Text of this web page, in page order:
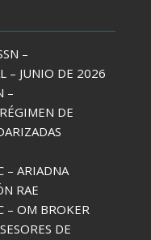
–
– JUNIO DE 2026
–
DE
– ARIADNA
RAE
– OM BROKER
DE